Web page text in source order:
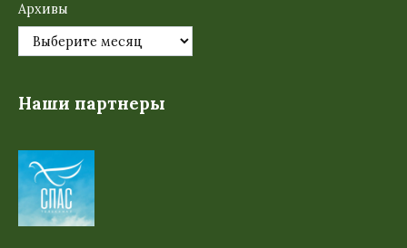
Архивы
Наши партнеры